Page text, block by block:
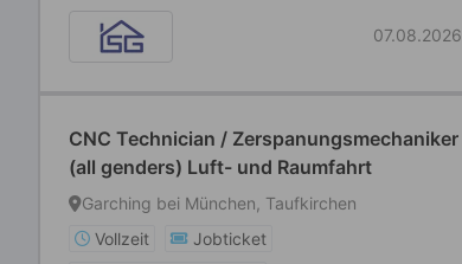
07.08.2026
CNC Technician / Zerspanungsmechaniker
(all genders) Luft- und Raumfahrt
Garching bei München, Taufkirchen
Vollzeit
Jobticket